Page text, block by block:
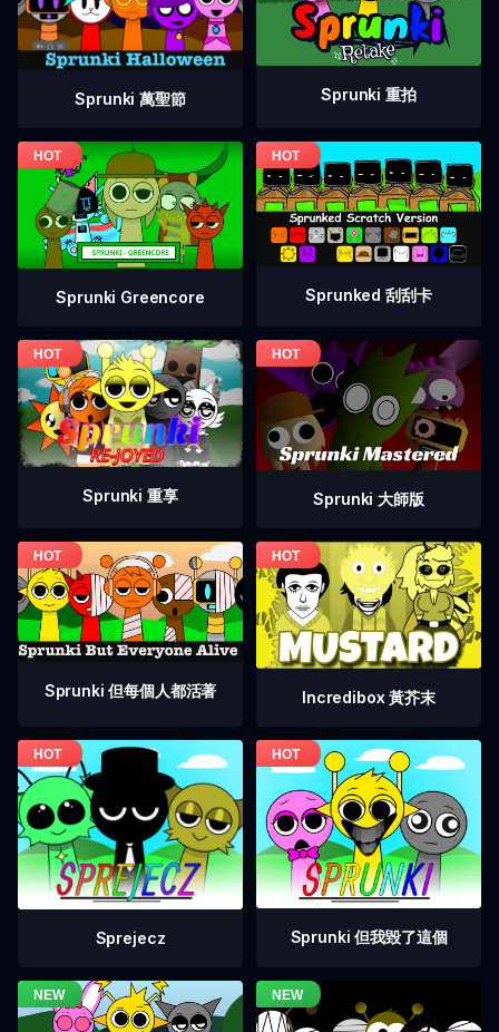
Sprunki 萬聖節 Sprunki 重拍
Sprunki Greencore Sprunked 刮刮卡
Sprunki 重享 Sprunki 大師版
Sprunki 但每個人都活著 Incredibox 黃芥末
Sprejecz Sprunki 但我毀了這個